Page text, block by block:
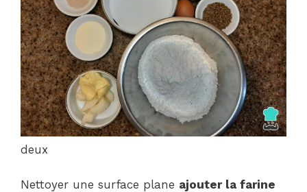
deux
Nettoyer une surface plane ajouter la farine